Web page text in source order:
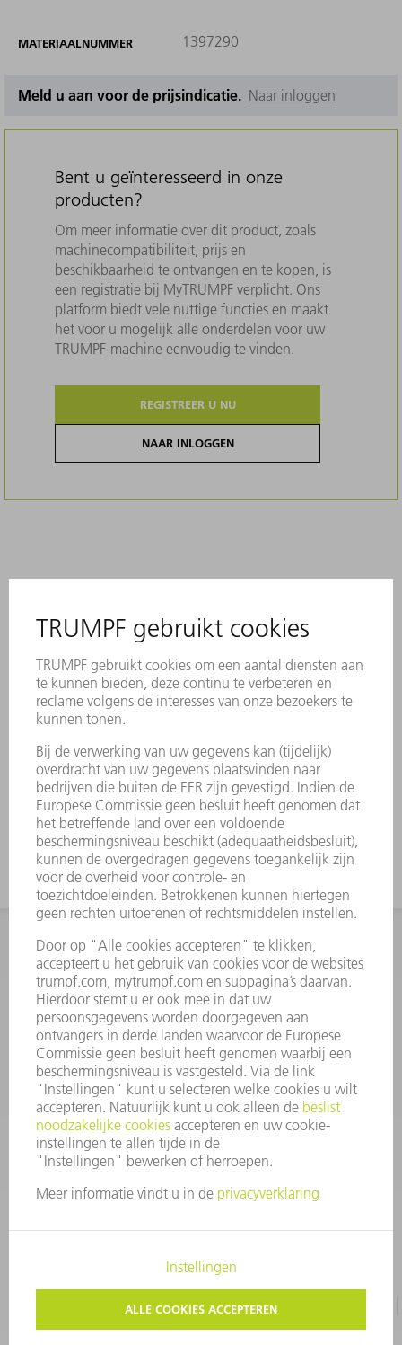
MATERIAALNUMMER 1397290
Meld u aan voor de prijsindicatie. Naar inloggen
Bent u geïnteresseerd in onze
producten?
Om meer informatie over dit product, zoals
machinecompatibiliteit, prijs en
beschikbaarheid te ontvangen en te kopen, is
een registratie bij MyTRUMPF verplicht. Ons
platform biedt vele nuttige functies en maakt
het voor u mogelijk alle onderdelen voor uw
TRUMPF-machine eenvoudig te vinden.
REGISTREER U NU
NAAR INLOGGEN
INFORMATIE
Veel gestelde vragen
Algemene voorwaarden
CONTACT
+31 88 4002 400
Ma. - vr. 8.00 - 17.00 uur
onderdelen.tnl@de.trumpf.com
GEGEVENSBESCHERMING
COPYRIGHT EN LOGO
GEBRUIKSVOORWAARDEN